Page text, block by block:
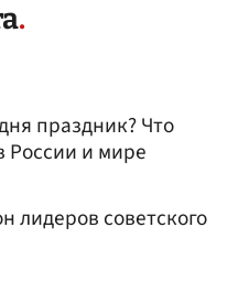
праздник? Что
России и мире
лидеров советского